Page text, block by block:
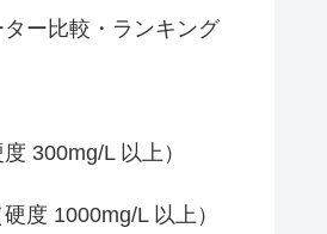
ター比較・ランキング
300mg/L 以上）
度 1000mg/L 以上）